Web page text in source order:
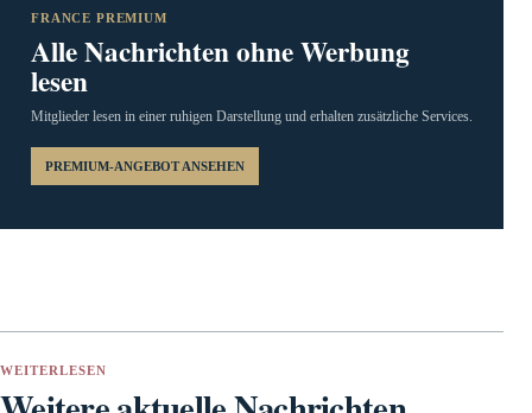
FRANCE PREMIUM
Alle Nachrichten ohne Werbung
lesen
Mitglieder lesen in einer ruhigen Darstellung und erhalten zusätzliche Services.
PREMIUM-ANGEBOT ANSEHEN
WEITERLESEN